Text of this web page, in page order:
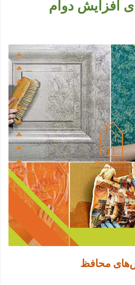
افزایش دوام
محافظ